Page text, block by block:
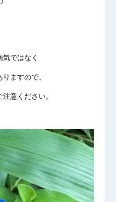
ではなく
ますので、
意ください。